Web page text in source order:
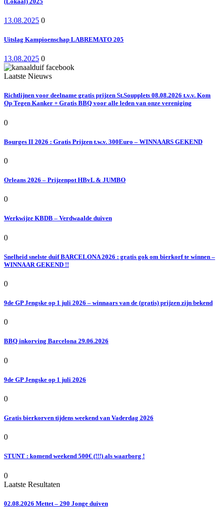
13.08.2025 0
Uitslag Kampioenschap LABREMATO 205
13.08.2025 0
Laatste Nieuws
Richtlijnen voor deelname gratis prijzen St.Soupplets 08.08.2026 t.v.v. Kom
Op Tegen Kanker + Gratis BBQ voor alle leden van onze vereniging
0
Bourges II 2026 : Gratis Prijzen t.w.v. 300Euro – WINNAARS GEKEND
0
Orleans 2026 – Prijzenpot HBvL & JUMBO
0
Werkwijze KBDB – Verdwaalde duiven
0
Snelheid snelste duif BARCELONA 2026 : gratis gok om bierkorf te winnen –
WINNAAR GEKEND !!
0
9de GP Jengske op 1 juli 2026 – winnaars van de (gratis) prijzen zijn bekend
0
BBQ inkorving Barcelona 29.06.2026
0
9de GP Jengske op 1 juli 2026
0
Gratis bierkorven tijdens weekend van Vaderdag 2026
0
STUNT : komend weekend 500€ (!!!) als waarborg !
0
Laatste Resultaten
02.08.2026 Mettet – 290 Jonge duiven